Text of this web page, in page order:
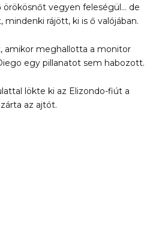
örökösnőt vegyen feleségül… de
mindenki rájött, ki is ő valójában.
amikor meghallotta a monitor
egy pillanatot sem habozott.
lökte ki az Elizondo-fiút a
az ajtót.